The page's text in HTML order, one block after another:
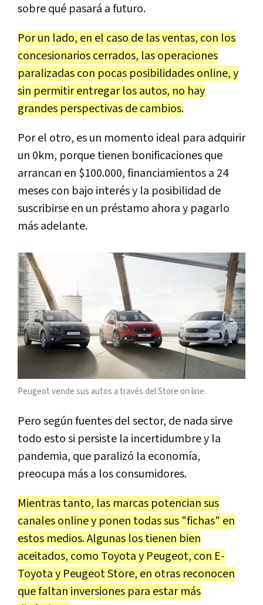
sobre qué pasará a futuro.
Por un lado, en el caso de las ventas, con los
concesionarios cerrados, las operaciones
paralizadas con pocas posibilidades online, y
sin permitir entregar los autos, no hay
grandes perspectivas de cambios.
Por el otro, es un momento ideal para adquirir
un 0km, porque tienen bonificaciones que
arrancan en $100.000, financiamientos a 24
meses con bajo interés y la posibilidad de
suscribirse en un préstamo ahora y pagarlo
más adelante.
Peugeot vende sus autos a través del Store on line.
Pero según fuentes del sector, de nada sirve
todo esto si persiste la incertidumbre y la
pandemia, que paralizó la economía,
preocupa más a los consumidores.
Mientras tanto, las marcas potencian sus
canales online y ponen todas sus "fichas" en
estos medios. Algunas los tienen bien
aceitados, como Toyota y Peugeot, con E-
Toyota y Peugeot Store, en otras reconocen
que faltan inversiones para estar más